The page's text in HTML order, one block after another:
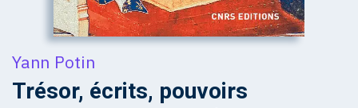
Yann Potin
Trésor, écrits, pouvoirs